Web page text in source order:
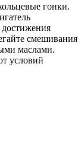
гонки.
смешивания
маслами.
условий